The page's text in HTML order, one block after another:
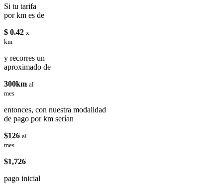
Si tu tarifa
por km es de
$ 0.42 x
km
y recorres un
aproximado de
300km al
mes
entonces, con nuestra modalidad
de pago por km serían
$126 al
mes
$1,726
pago inicial